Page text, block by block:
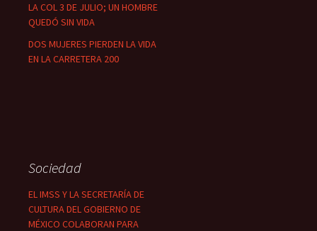
LA COL 3 DE JULIO; UN HOMBRE
QUEDÓ SIN VIDA
DOS MUJERES PIERDEN LA VIDA
EN LA CARRETERA 200
Sociedad
EL IMSS Y LA SECRETARÍA DE
CULTURA DEL GOBIERNO DE
MÉXICO COLABORAN PARA